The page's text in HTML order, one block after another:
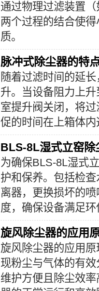
通过物理过滤装置
两个过程的结合使得
质。
脉冲式除尘器的特
随着过滤时间的延
升。当设备阻力上
室提升阀关闭，将
促的时间在上箱体
BLS-8L湿式立窑除
为确保BLS-8L湿式
护和保养。包括检
离器，更换损坏的
度，确保设备满足
旋风除尘器的应用
旋风除尘器的应用原
现粉尘与气体的有
维护方便且除尘效